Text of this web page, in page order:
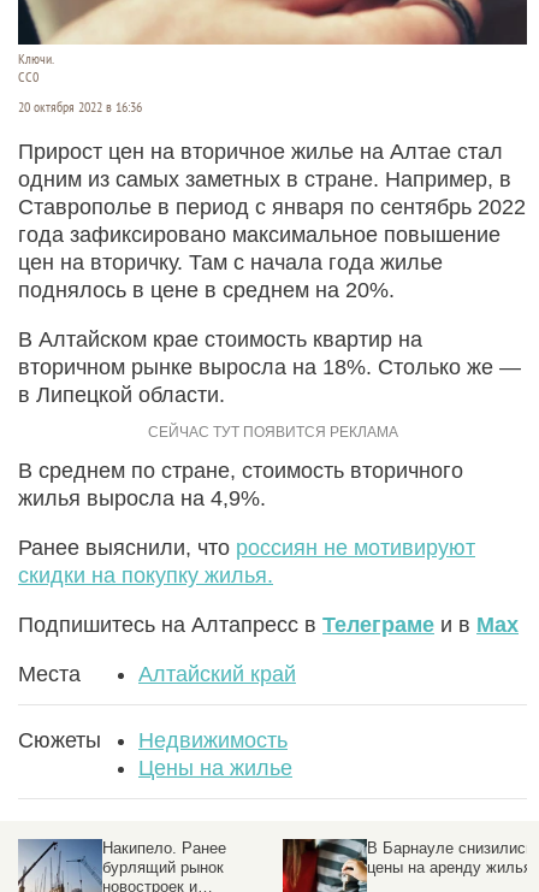
Ключи.
СС0
20 октября 2022 в 16:36
Прирост цен на вторичное жилье на Алтае стал
одним из самых заметных в стране. Например, в
Ставрополье в период с января по сентябрь 2022
года зафиксировано максимальное повышение
цен на вторичку. Там с начала года жилье
поднялось в цене в среднем на 20%.
В Алтайском крае стоимость квартир на
вторичном рынке выросла на 18%. Столько же —
в Липецкой области.
В среднем по стране, стоимость вторичного
жилья выросла на 4,9%.
Ранее выяснили, что россиян не мотивируют
скидки на покупку жилья.
Подпишитесь на Алтапресс в Телеграме и в Max
Места Алтайский край
Сюжеты
Недвижимость
Цены на жилье
В Барнауле снизились
цены на аренду жилья
В Алтайском крае
выплатить ипотеку